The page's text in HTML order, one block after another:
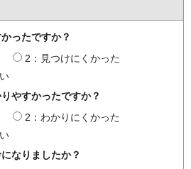
ったですか？
2：見つけにくかった
やすかったですか？
2：わかりにくかった
なりましたか？